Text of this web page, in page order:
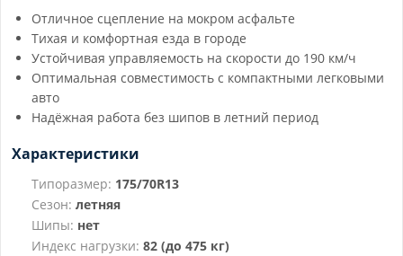
Отличное сцепление на мокром асфальте
Тихая и комфортная езда в городе
Устойчивая управляемость на скорости до 190 км/ч
Оптимальная совместимость с компактными легковыми
авто
Надёжная работа без шипов в летний период
Характеристики
Типоразмер: 175/70R13
Сезон: летняя
Шипы: нет
Индекс нагрузки: 82 (до 475 кг)